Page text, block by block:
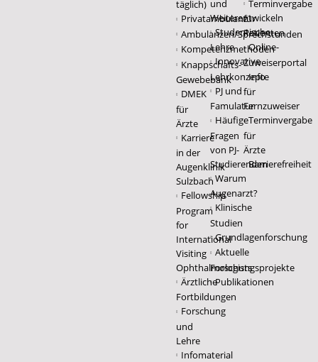
täglich)
Privatambulanz
Ambulanzen/Sprechstunden
Kompetenzmethoden
Knappschafts-
Gewebebank
DMEK
für
Ärzte
Karriere
in der
Augenklinik
Sulzbach
Fellowship
Program
for
International
Visiting
Ophthalmologists
Ärztliche
Fortbildungen
Forschung
und
Lehre
Infomaterial
und
Weiterentwickeln
Studentische
Lehre
Innovative
Lehrkonzepte
PJ und
Famulatur
Häufige
Fragen
von PJ-
Studierenden
Warum
Augenarzt?
Klinische
Studien
Grundlagenforschung
Aktuelle
Forschungsprojekte
Publikationen
Terminvergabe
für
Patienten
Online-
Zuweiserportal
Info
für
Fernzuweiser
Terminvergabe
für
Ärzte
Barrierefreiheit